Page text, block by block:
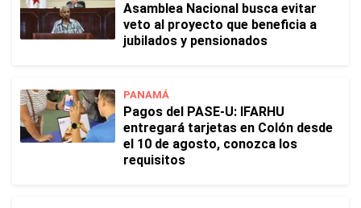
Asamblea Nacional busca evitar
veto al proyecto que beneficia a
jubilados y pensionados
PANAMÁ
Pagos del PASE-U: IFARHU
entregará tarjetas en Colón desde
el 10 de agosto, conozca los
requisitos